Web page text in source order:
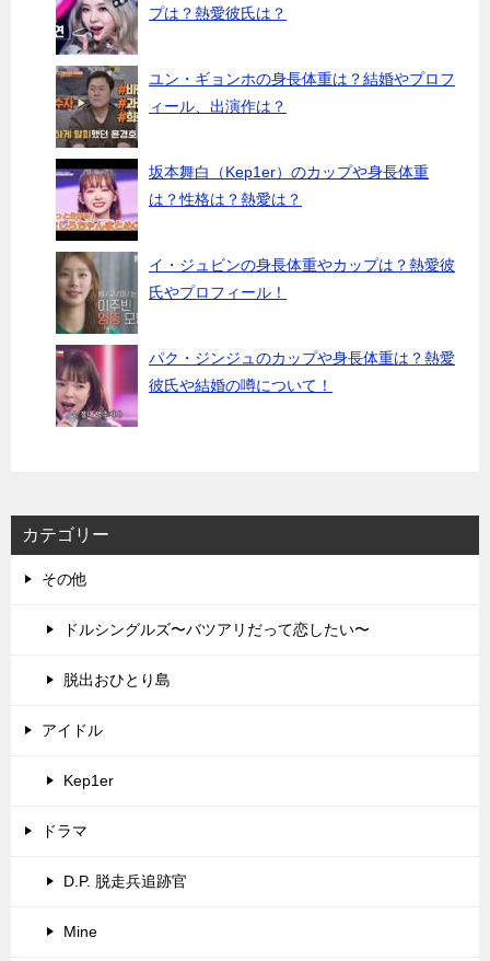
プは？熱愛彼氏は？
ユン・ギョンホの身長体重は？結婚やプロフ
ィール、出演作は？
坂本舞白（Kep1er）のカップや身長体重
は？性格は？熱愛は？
イ・ジュビンの身長体重やカップは？熱愛彼
氏やプロフィール！
パク・ジンジュのカップや身長体重は？熱愛
彼氏や結婚の噂について！
カテゴリー
その他
ドルシングルズ〜バツアリだって恋したい〜
脱出おひとり島
アイドル
Kep1er
ドラマ
D.P. 脱走兵追跡官
Mine